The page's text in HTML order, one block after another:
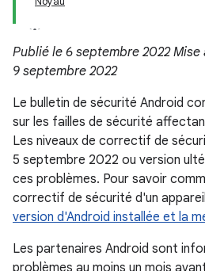
Publié le 6 septembre 2022 Mise
9 septembre 2022
Le bulletin de sécurité Android
sur les failles de sécurité
Les niveaux de correctif de
5 septembre 2022 ou version
ces problèmes. Pour savoir
correctif de sécurité d'un
version d'Android installée et la
Les partenaires Android sont
problèmes au moins un mois